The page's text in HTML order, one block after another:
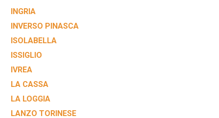
INGRIA
INVERSO PINASCA
ISOLABELLA
ISSIGLIO
IVREA
LA CASSA
LA LOGGIA
LANZO TORINESE